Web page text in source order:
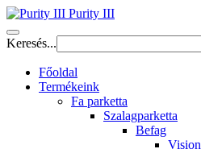
Purity III
Keresés...
Főoldal
Termékeink
Fa parketta
Szalagparketta
Befag
Vision